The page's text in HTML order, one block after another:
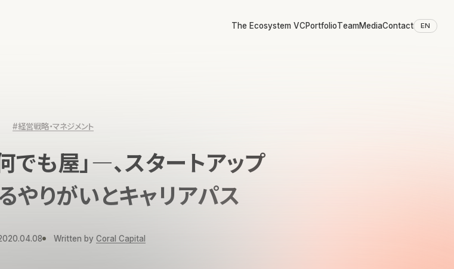
The Ecosystem VCPortfolioTeamMediaContact EN
#経営戦略・マネジメント
でも屋」―、スタートアップ
やりがいとキャリアパス
Written byCoral Capital